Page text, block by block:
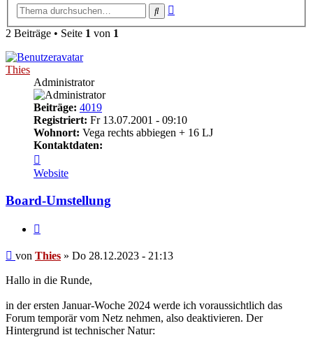
Suche
2 Beiträge • Seite 1 von 1
Thies
Administrator
Beiträge: 4019
Registriert: Fr 13.07.2001 - 09:10
Wohnort: Vega rechts abbiegen + 16 LJ
Kontaktdaten:
von
Thies
Website
Board-Umstellung
Beitrag
von Thies » Do 28.12.2023 - 21:13
Hallo in die Runde,
in der ersten Januar-Woche 2024 werde ich voraussichtlich das
Forum temporär vom Netz nehmen, also deaktivieren. Der
Hintergrund ist technischer Natur: